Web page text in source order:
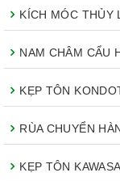
KÍCH MÓC THỦY
NAM CHÂM CẨU
KẸP TÔN
RÙA CHUYỂN
KẸP TÔN